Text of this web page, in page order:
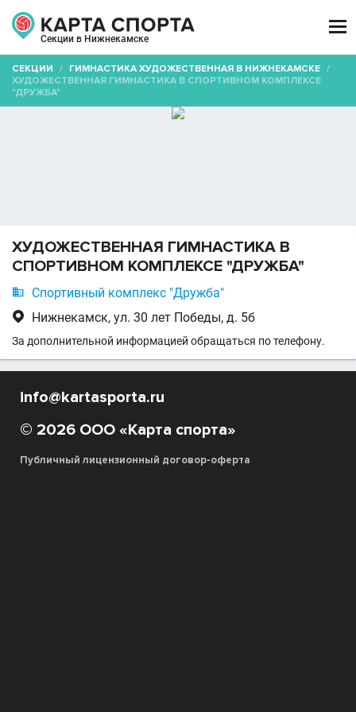
Секции в Нижнекамске

СЕКЦИИ / ГИМНАСТИКА ХУДОЖЕСТВЕННАЯ В НИЖНЕКАМСКЕ /
ХУДОЖЕСТВЕННАЯ ГИМНАСТИКА В СПОРТИВНОМ КОМПЛЕКСЕ
"ДРУЖБА"
ХУДОЖЕСТВЕННАЯ ГИМНАСТИКА В
СПОРТИВНОМ КОМПЛЕКСЕ "ДРУЖБА"
 Cпортивный комплекс "Дружба"
 Нижнекамск, ул. 30 лет Победы, д. 5б
За дополнительной информацией обращаться по телефону.
info@kartasporta.ru
© 2026 ООО «Карта спорта»
Публичный лицензионный договор-оферта